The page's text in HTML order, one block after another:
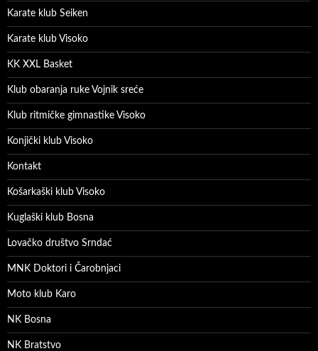
Karate klub Seiken
Karate klub Visoko
KK XXL Basket
Klub obaranja ruke Vojnik sreće
Klub ritmičke gimnastike Visoko
Konjički klub Visoko
Kontakt
Košarkaški klub Visoko
Kuglaški klub Bosna
Lovačko društvo Srndać
MNK Doktori i Čarobnjaci
Moto klub Karo
NK Bosna
NK Bratstvo